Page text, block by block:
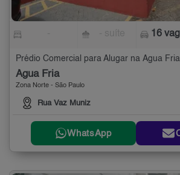
16
Prédio Comercial para Alugar na Água
Água Fria
Zona Norte - São Paulo
Rua Vaz Muniz
WhatsApp